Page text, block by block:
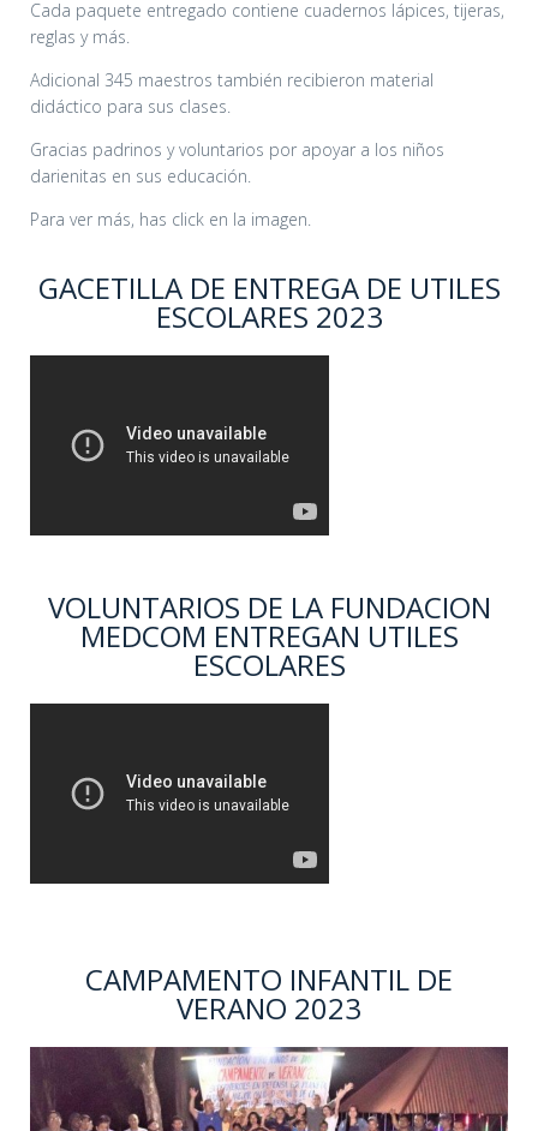
Cada paquete entregado contiene cuadernos lápices, tijeras,
reglas y más.
Adicional 345 maestros también recibieron material
didáctico para sus clases.
Gracias padrinos y voluntarios por apoyar a los niños
darienitas en sus educación.
Para ver más, has click en la imagen.
GACETILLA DE ENTREGA DE UTILES
ESCOLARES 2023
VOLUNTARIOS DE LA FUNDACION
MEDCOM ENTREGAN UTILES
ESCOLARES
CAMPAMENTO INFANTIL DE
VERANO 2023